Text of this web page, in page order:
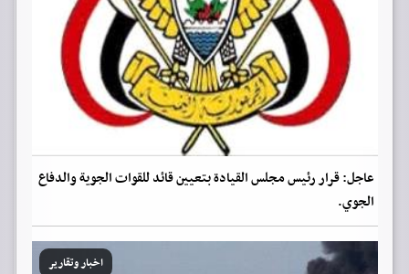
عاجل: قرار رئيس مجلس القيادة بتعيين قائد للقوات الجوية والدفاع
الجوي.
اخبار وتقارير